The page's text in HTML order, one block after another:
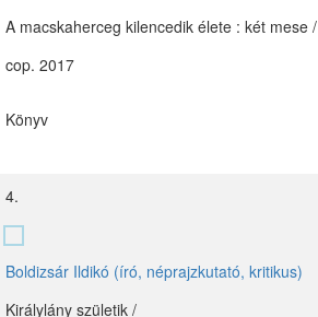
A macskaherceg kilencedik élete : két mese /
cop. 2017
Könyv
4.
Boldizsár Ildikó (író, néprajzkutató, kritikus)
Királylány születik /